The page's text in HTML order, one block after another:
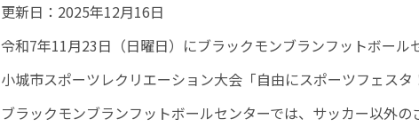
更新日： 2025年12月16日
令和7年11月23日（日曜日）にブラックモンブランフットボール
小城市スポーツレクリエーション大会「自由にスポーツフェスタ
ブラックモンブランフットボールセンターでは、サッカー以外